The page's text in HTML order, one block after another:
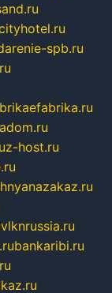
spb.ru
z-host.ru
vlknrussia.ru
bankaribi.ru